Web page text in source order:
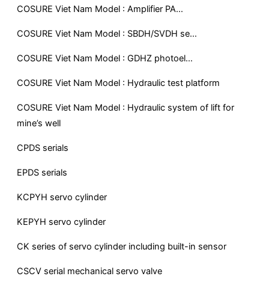
COSURE Viet Nam Model : Amplifier PA…
COSURE Viet Nam Model : SBDH/SVDH se…
COSURE Viet Nam Model : GDHZ photoel…
COSURE Viet Nam Model : Hydraulic test platform
COSURE Viet Nam Model : Hydraulic system of lift for
mine’s well
CPDS serials
EPDS serials
KCPYH servo cylinder
KEPYH servo cylinder
CK series of servo cylinder including built-in sensor
CSCV serial mechanical servo valve